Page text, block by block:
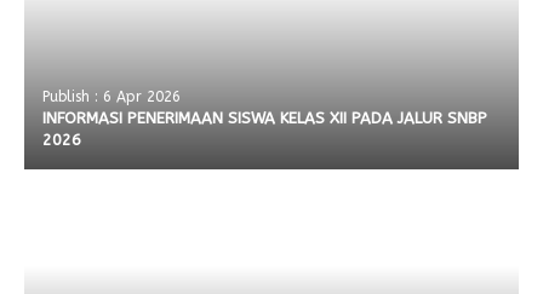
Publish : 6 Apr 2026
INFORMASI PENERIMAAN SISWA KELAS XII PADA JALUR SNBP
2026